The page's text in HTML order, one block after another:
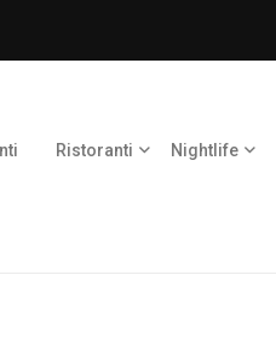
Ristoranti Nightlife